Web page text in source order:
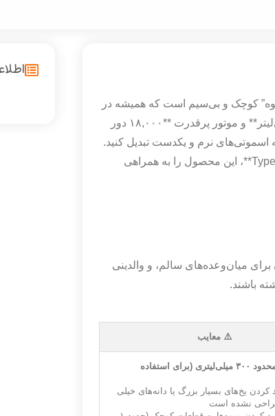
کوچک و بی‌سیم است که همیشه در
کیف شما جا می‌شود. این نسخه ارتقایافته با ظرفیت **۳۰۰ میلی‌لیتر** و موتور پرقدرت **۱۸,۰۰۰ دور
کمتر از ۴۰ ثانیه، میوه‌ها را به اسموتی‌های نرم و یکدست تبدیل کنید.
بدنه ساخته شده از متریال **Tritan** و شارژ سریع با درگاه **Type-C**، این محصول را به همراهی
میان‌وعده‌های سالم، و والدینی
باشند.
⚠️ معایب
ظرفیت محدود ۳۰۰ میلی‌لیتری (برای استفاده
کردن یخ‌های بسیار بزرگ یا دانه‌های خیلی
نشده است